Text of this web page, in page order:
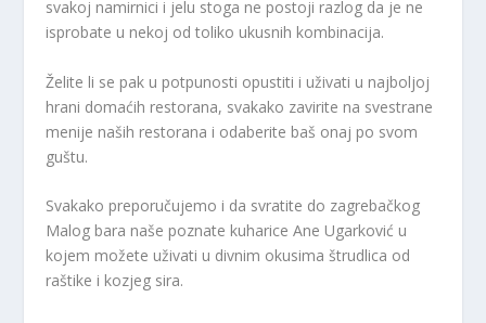
svakoj namirnici i jelu stoga ne postoji razlog da je ne
isprobate u nekoj od toliko ukusnih kombinacija.
Želite li se pak u potpunosti opustiti i uživati u najboljoj
hrani domaćih restorana, svakako zavirite na svestrane
menije naših restorana i odaberite baš onaj po svom
guštu.
Svakako preporučujemo i da svratite do zagrebačkog
Malog bara naše poznate kuharice Ane Ugarković u
kojem možete uživati u divnim okusima štrudlica od
raštike i kozjeg sira.